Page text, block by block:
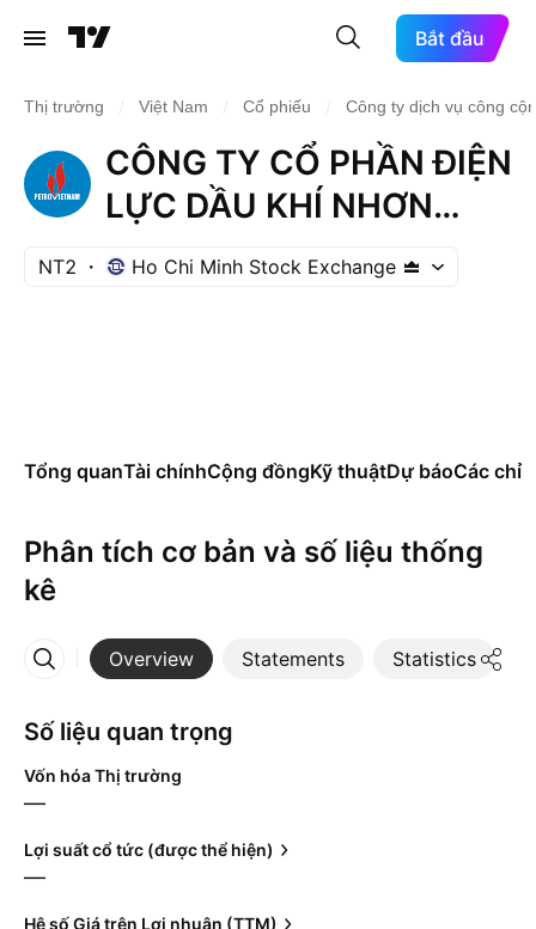
Bắt đầu
Thị trường Việt Nam Cổ phiếu Công ty dịch vụ công
CÔNG TY CỔ PHẦN ĐIỆN
LỰC DẦU KHÍ NHƠN
TRẠCH 2
NT2 Ho Chi Minh Stock Exchange
Tổng quanTài chínhCộng đồngKỹ thuậtDự báoCác chỉ
Phân tích cơ bản và số liệu thống
kê
Overview Statements Statistics
More
Số liệu quan trọng
Vốn hóa Thị trường
—
Lợi suất cổ tức (được thể hiện)
—
Hệ số Giá trên Lợi nhuận (TTM)